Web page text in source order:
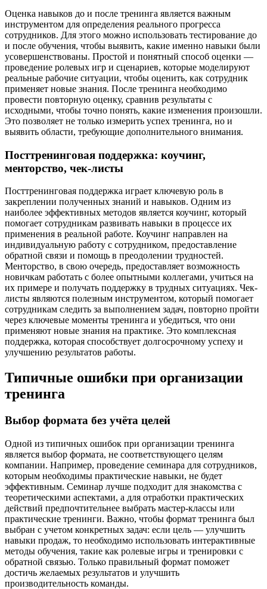
Оценка навыков до и после тренинга является важным
инструментом для определения реального прогресса
сотрудников. Для этого можно использовать тестирование до
и после обучения, чтобы выявить, какие именно навыки были
усовершенствованы. Простой и понятный способ оценки —
проведение ролевых игр и сценариев, которые моделируют
реальные рабочие ситуации, чтобы оценить, как сотрудник
применяет новые знания. После тренинга необходимо
провести повторную оценку, сравнив результаты с
исходными, чтобы точно понять, какие изменения произошли.
Это позволяет не только измерить успех тренинга, но и
выявить области, требующие дополнительного внимания.
Посттренинговая поддержка: коучинг,
менторство, чек-листы
Посттренинговая поддержка играет ключевую роль в
закреплении полученных знаний и навыков. Одним из
наиболее эффективных методов является коучинг, который
помогает сотрудникам развивать навыки в процессе их
применения в реальной работе. Коучинг направлен на
индивидуальную работу с сотрудником, предоставление
обратной связи и помощь в преодолении трудностей.
Менторство, в свою очередь, предоставляет возможность
новичкам работать с более опытными коллегами, учиться на
их примере и получать поддержку в трудных ситуациях. Чек-
листы являются полезным инструментом, который помогает
сотрудникам следить за выполнением задач, повторно пройти
через ключевые моменты тренинга и убедиться, что они
применяют новые знания на практике. Это комплексная
поддержка, которая способствует долгосрочному успеху и
улучшению результатов работы.
Типичные ошибки при организации
тренинга
Выбор формата без учёта целей
Одной из типичных ошибок при организации тренинга
является выбор формата, не соответствующего целям
компании. Например, проведение семинара для сотрудников,
которым необходимы практические навыки, не будет
эффективным. Семинар лучше подходит для знакомства с
теоретическими аспектами, а для отработки практических
действий предпочтительнее выбрать мастер-классы или
практические тренинги. Важно, чтобы формат тренинга был
выбран с учетом конкретных задач: если цель — улучшить
навыки продаж, то необходимо использовать интерактивные
методы обучения, такие как ролевые игры и тренировки с
обратной связью. Только правильный формат поможет
достичь желаемых результатов и улучшить
производительность команды.